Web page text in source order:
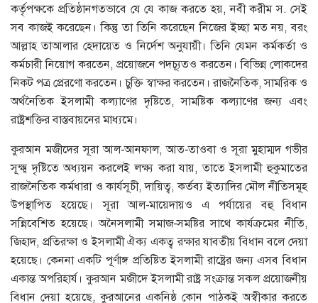
কর্তৃপক্ষকে প্রতিষ্ঠানগতভাবে যে যে কাজ করতে হয়, নবী করীম স. সেই
সব কাজই করেছেন। কিন্তু তা তিনি করেছেন নিজের ইচ্ছা মত নয়, বরং
আল্লাহ তাআলার হেদায়েত ও নির্দেশ অনুযায়ী। তিনি যেমন কর্মকর্তা ও
কর্মচারী নিয়োগ করতেন, প্রয়োজনে পদচ্যূতও করতেন। বিভিন্ন লোকদের
নিকট পত্র প্রেরণো করতেন। চুক্তি স্বাক্ষর করতেন। রাজনৈতিক, সামরিক ও
অর্থনৈতিক ইসলামী কল্যাণের দৃষ্টিতে, সামষ্টিক কল্যাণের জন্য এবং
রাষ্ট্রশক্তির বাস্তবায়নের মাধ্যমে।
কুরআন মজীদের সূরা আল-আনফাল, আত-তাওবা ও সূরা মুহাম্মদ গভীর
সূক্ষ্ম দৃষ্টিতে অধ্যয়ন করলেই লক্ষ্য করা যায়, তাতে ইসলামী হুকুমাতের
রাজনৈতিক কর্মধারা ও কার্যসূচী, দায়িত্ব, কর্তব্য ইত্যাদির মৌল নীতিসমূহ
উপস্থাপিত হয়েছে। সূরা আল-মায়েদায়ও এ পর্যায়ের বহু বিধান
সন্নিবেশিত হয়েছে। অনৈসলামী সমাজ-সমষ্টির সাথে কার্যক্রমের নীতি,
জিহাদ, প্রতিরক্ষা ও ইসলামী ঐক্য একত্ব রক্ষার যাবতীয় বিধান বলে দেয়া
হয়েছে। কেননা একটি পূর্ণাঙ্গ প্রতিষ্টিত ইসলামী রাষ্ট্রের জন্য এসব বিধান
একান্ত অপরিহার্য। কুরআন মজীদে ইসলামী রাষ্ট্র সংক্রান্ত সকল প্রয়োজনীয়
বিধান দেয়া হয়েছে, কুরআনের একনিষ্ঠ কোন পাঠকই অস্বীকার করতে